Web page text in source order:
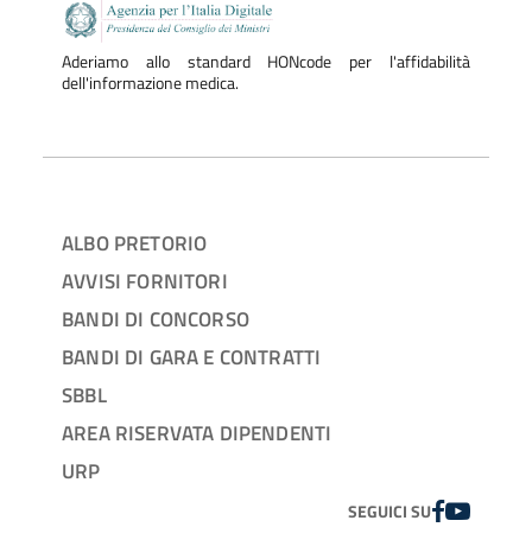
Aderiamo allo standard HONcode per l'affidabilità
dell'informazione medica.
ALBO PRETORIO
AVVISI FORNITORI
BANDI DI CONCORSO
BANDI DI GARA E CONTRATTI
SBBL
AREA RISERVATA DIPENDENTI
URP
SEGUICI SUFACEBOOK
YOUTUBE